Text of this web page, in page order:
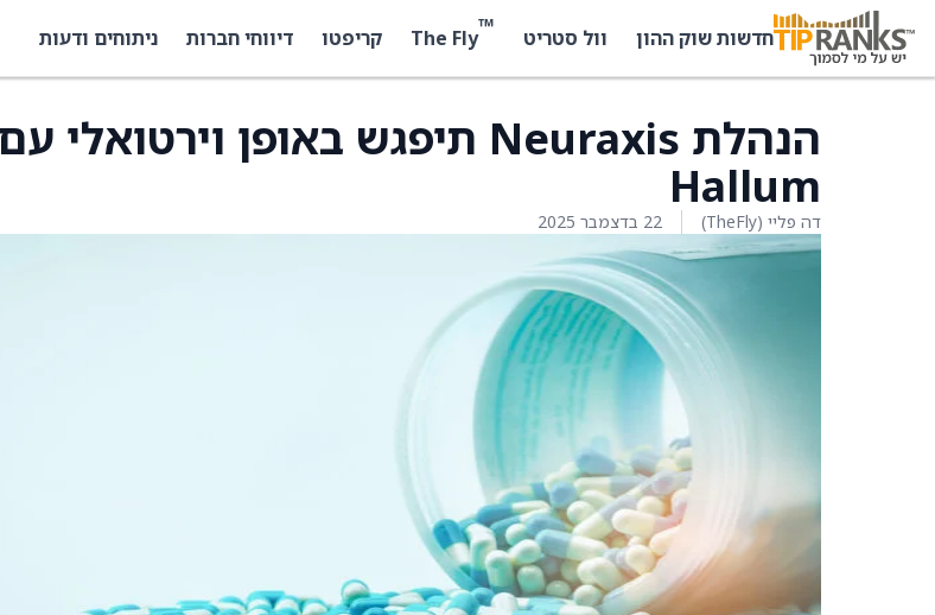
חדשות שוק ההון וול סטריט ™
The Fly קריפטו דיווחי חברות ניתוחים ודעות
Hallum
דה פליי (TheFly) 22 בדצמבר 2025